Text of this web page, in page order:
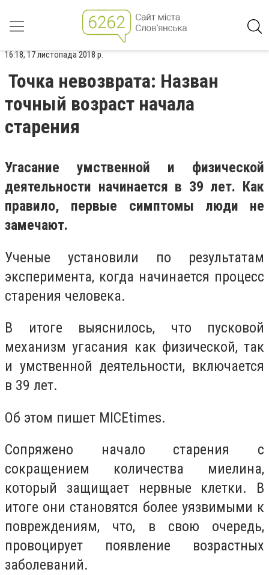
16:18, 17 листопада 2018 р.
Точка невозврата: Назван
точный возраст начала
старения
Угасание умственной и физической
деятельности начинается в 39 лет. Как
правило, первые симптомы люди не
замечают.
Ученые установили по результатам
эксперимента, когда начинается процесс
старения человека.
В итоге выяснилось, что пусковой
механизм угасания как физической, так
и умственной деятельности, включается
в 39 лет.
Об этом пишет MICEtimes.
Сопряжено начало старения с
сокращением количества миелина,
который защищает нервные клетки. В
итоге они становятся более уязвимыми к
повреждениям, что, в свою очередь,
провоцирует появление возрастных
заболеваний.